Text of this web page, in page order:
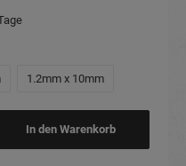
1.2mm x 10mm
In den Warenkorb